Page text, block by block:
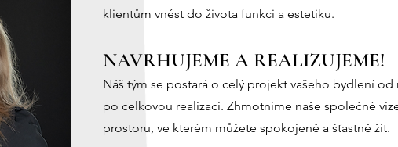
klientům vnést do života funkci a estetiku.​
NAVRHUJEME A REALIZUJEME!
Náš tým se postará o celý projekt vašeho bydlení od
po celkovou realizaci. Zhmotníme naše společné
prostoru, ve kterém můžete spokojeně a šťastně žít.